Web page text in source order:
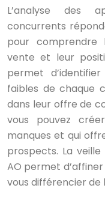
L’analyse des
concurrents
pour comprendre
vente et leur
permet
faibles de chaque
dans leur offre de
vous pouvez
manques et qui
prospects. La
AO permet
vous différencier de